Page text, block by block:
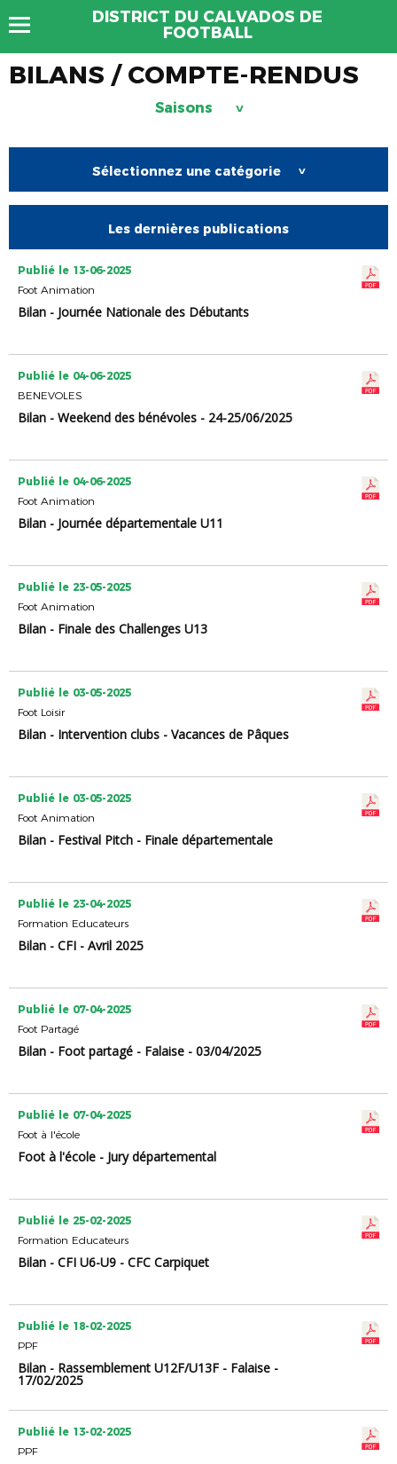
DISTRICT DU CALVADOS DE
FOOTBALL
BILANS / COMPTE-RENDUS
Saisons >
Sélectionnez une catégorie >
Les dernières publications
Publié le 13-06-2025
Foot Animation
Bilan - Journée Nationale des Débutants
Publié le 04-06-2025
BENEVOLES
Bilan - Weekend des bénévoles - 24-25/06/2025
Publié le 04-06-2025
Foot Animation
Bilan - Journée départementale U11
Publié le 23-05-2025
Foot Animation
Bilan - Finale des Challenges U13
Publié le 03-05-2025
Foot Loisir
Bilan - Intervention clubs - Vacances de Pâques
Publié le 03-05-2025
Foot Animation
Bilan - Festival Pitch - Finale départementale
Publié le 23-04-2025
Formation Educateurs
Bilan - CFI - Avril 2025
Publié le 07-04-2025
Foot Partagé
Bilan - Foot partagé - Falaise - 03/04/2025
Publié le 07-04-2025
Foot à l'école
Foot à l'école - Jury départemental
Publié le 25-02-2025
Formation Educateurs
Bilan - CFI U6-U9 - CFC Carpiquet
Publié le 18-02-2025
PPF
Bilan - Rassemblement U12F/U13F - Falaise -
17/02/2025
Publié le 13-02-2025
PPF